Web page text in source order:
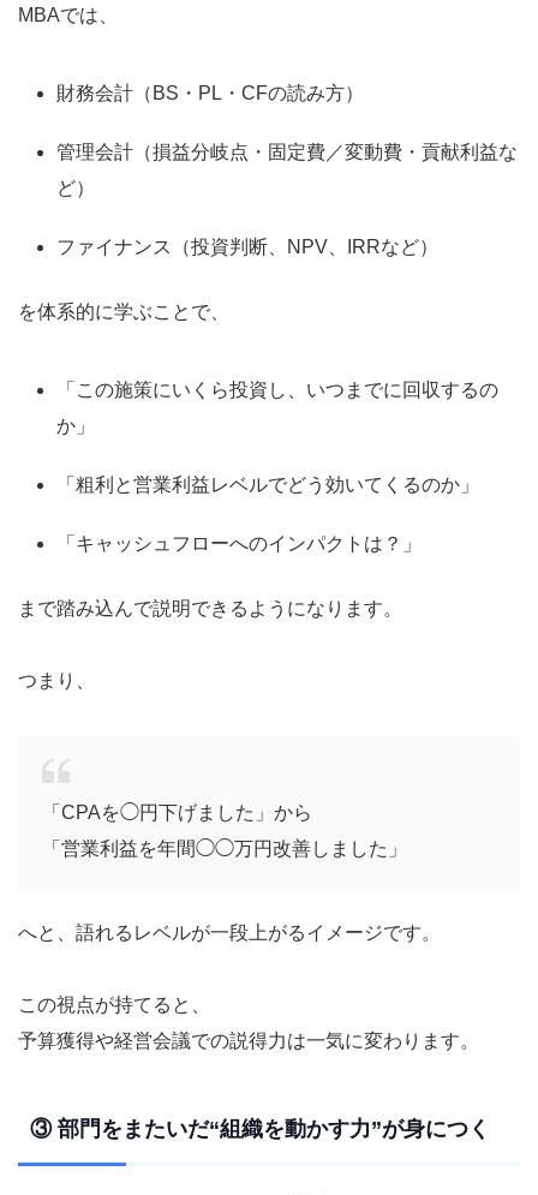
MBAでは、
財務会計（BS・PL・CFの読み方）
管理会計（損益分岐点・固定費／変動費・貢献利益な
ど）
ファイナンス（投資判断、NPV、IRRなど）
を体系的に学ぶことで、
「この施策にいくら投資し、いつまでに回収するの
か」
「粗利と営業利益レベルでどう効いてくるのか」
「キャッシュフローへのインパクトは？」
まで踏み込んで説明できるようになります。
つまり、
「CPAを◯円下げました」から
「営業利益を年間◯◯万円改善しました」
へと、語れるレベルが一段上がるイメージです。
この視点が持てると、
予算獲得や経営会議での説得力は一気に変わります。
③ 部門をまたいだ“組織を動かす力”が身につく